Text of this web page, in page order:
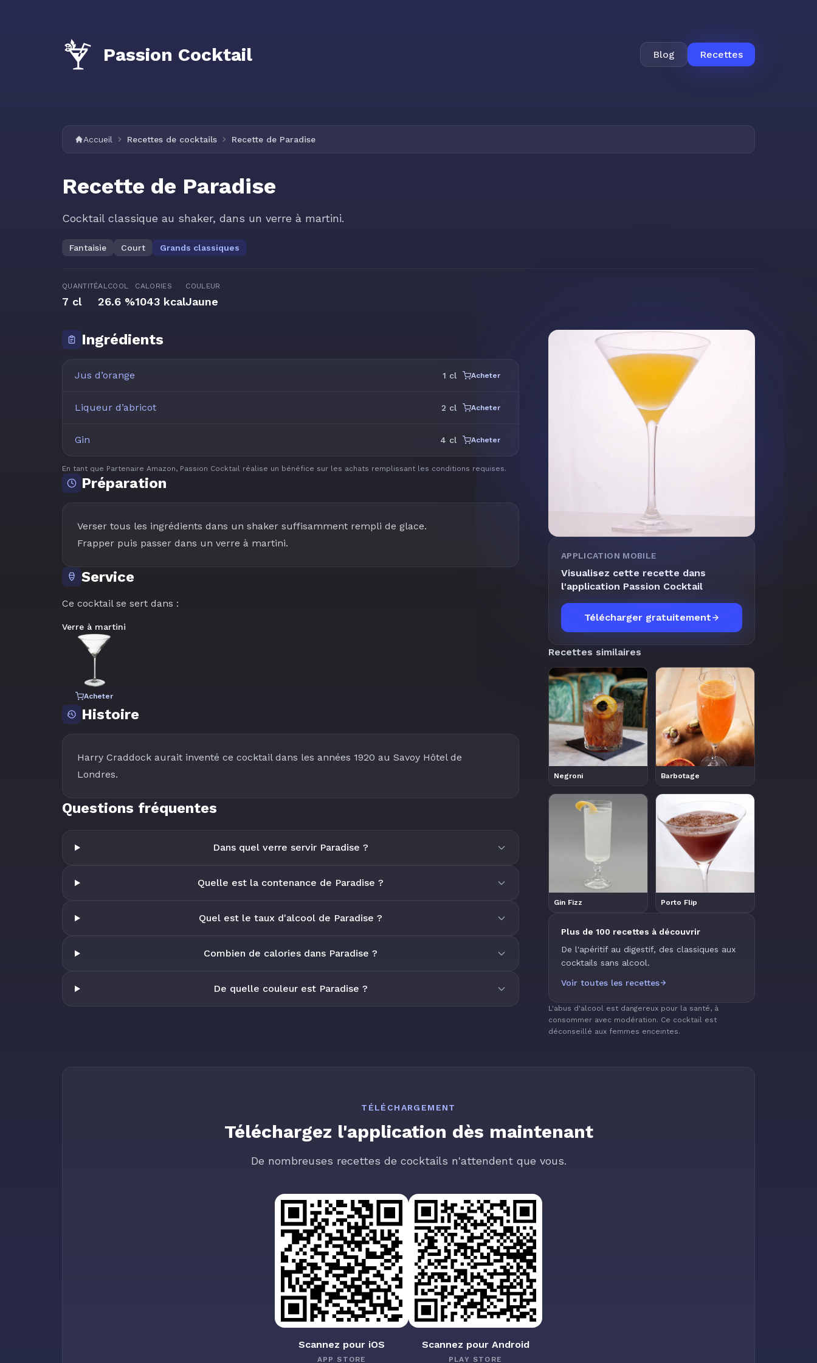
Passion Cocktail Blog Recettes
Accueil Recettes de cocktails Recette de Paradise
Recette de Paradise
Cocktail classique au shaker, dans un verre à martini.
Fantaisie Court Grands classiques
QUANTITÉ
7 cl
ALCOOL
26.6 %
CALORIES
1043 kcal
COULEUR
Jaune
Ingrédients
Jus d’orange 1 cl Acheter
Liqueur d’abricot 2 cl Acheter
Gin 4 cl Acheter
En tant que Partenaire Amazon, Passion Cocktail réalise un bénéfice sur les achats remplissant les conditions requises.
Préparation
Verser tous les ingrédients dans un shaker suffisamment rempli de glace.
Frapper puis passer dans un verre à martini.
Service
Ce cocktail se sert dans :
Verre à martini
Acheter
Histoire
Harry Craddock aurait inventé ce cocktail dans les années 1920 au Savoy Hôtel de
Londres.
Questions fréquentes
Dans quel verre servir Paradise ?
Quelle est la contenance de Paradise ?
Quel est le taux d'alcool de Paradise ?
Combien de calories dans Paradise ?
De quelle couleur est Paradise ?
APPLICATION MOBILE
Visualisez cette recette dans
l'application Passion Cocktail
Télécharger gratuitement
Recettes similaires
Negroni Barbotage
Gin Fizz Porto Flip
Plus de 100 recettes à découvrir
De l'apéritif au digestif, des classiques aux
cocktails sans alcool.
Voir toutes les recettes
L'abus d'alcool est dangereux pour la santé, à
consommer avec modération. Ce cocktail est
déconseillé aux femmes enceintes.
TÉLÉCHARGEMENT
Téléchargez l'application dès maintenant
De nombreuses recettes de cocktails n'attendent que vous.
Scannez pour iOS
APP STORE
Scannez pour Android
PLAY STORE